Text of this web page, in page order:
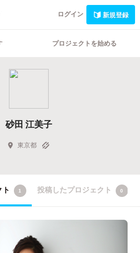
ログイン 新規登録
プロジェクトを始める
砂田 江美子
東京都
1 投稿したプロジェクト 0